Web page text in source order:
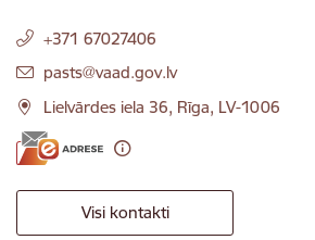
+371 67027406
E-pasts:
pasts@vaad.gov.lv
Lielvārdes iela 36, Rīga, LV-1006
Visi kontakti